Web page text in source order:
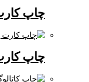
چاپ کارت قرعه
چاپ کارت پستال